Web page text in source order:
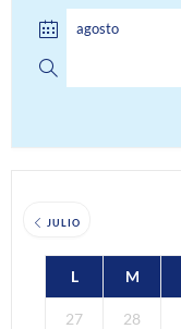
JULIO
L M
27 28